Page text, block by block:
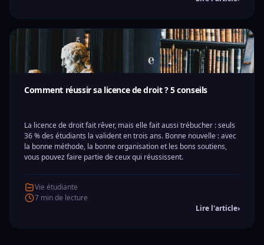
Comment réussir sa licence de droit ? 5 conseils
La licence de droit fait rêver, mais elle fait aussi trébucher : seuls
36 % des étudiants la valident en trois ans. Bonne nouvelle : avec
la bonne méthode, la bonne organisation et les bons soutiens,
vous pouvez faire partie de ceux qui réussissent.
Vie étudiante
7 min de lecture
Lire l'article›